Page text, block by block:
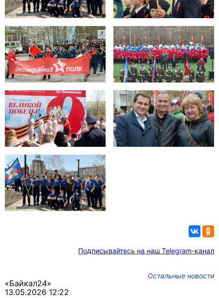
Подписывайтесь на наш Telegram-канал
Остальные новости
«Байкал24»
13.05.2026 12:22